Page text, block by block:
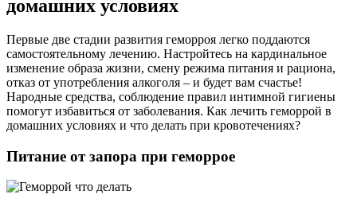
домашних условиях
Первые две стадии развития геморроя легко поддаются
самостоятельному лечению. Настройтесь на кардинальное
изменение образа жизни, смену режима питания и рациона,
отказ от употребления алкоголя – и будет вам счастье!
Народные средства, соблюдение правил интимной гигиены
помогут избавиться от заболевания. Как лечить геморрой в
домашних условиях и что делать при кровотечениях?
Питание от запора при геморрое